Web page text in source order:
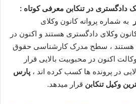
دادگستری در تنکابن معرفی کوتاه :
به شماره پروانه کانون وکلای
وکلای دادگستری هستند و اکنون در
هستند ، سطح مدرک کارشناسی حقوق
اکنون در محبوبیت بالایی قرار
در پرونده ها کسب کرده اند ، پارس
وکیل تنکابن قرار میدهد.